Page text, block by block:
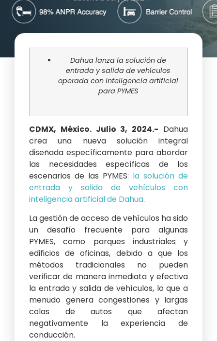
Dahua lanza la solución de
entrada y salida de vehículos
operada con inteligencia artificial
para PYMES
CDMX, México. Julio 3, 2024.- Dahua
crea una nueva solución integral
diseñada específicamente para abordar
las necesidades específicas de los
escenarios de las PYMES: la solución de
entrada y salida de vehículos con
inteligencia artificial de Dahua.
La gestión de acceso de vehículos ha sido
un desafío frecuente para algunas
PYMES, como parques industriales y
edificios de oficinas, debido a que los
métodos tradicionales no pueden
verificar de manera inmediata y efectiva
la entrada y salida de vehículos, lo que a
menudo genera congestiones y largas
colas de autos que afectan
negativamente la experiencia de
conducción.